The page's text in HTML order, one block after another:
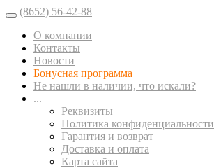
(8652) 56-42-88
О компании
Контакты
Новости
Бонусная программа
Не нашли в наличии, что искали?
...
Реквизиты
Политика конфиденциальности
Гарантия и возврат
Доставка и оплата
Карта сайта